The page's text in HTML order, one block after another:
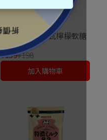
UHA味覺糖 沙瓦檸檬軟糖
7枚
¥159¥198
加入購物車